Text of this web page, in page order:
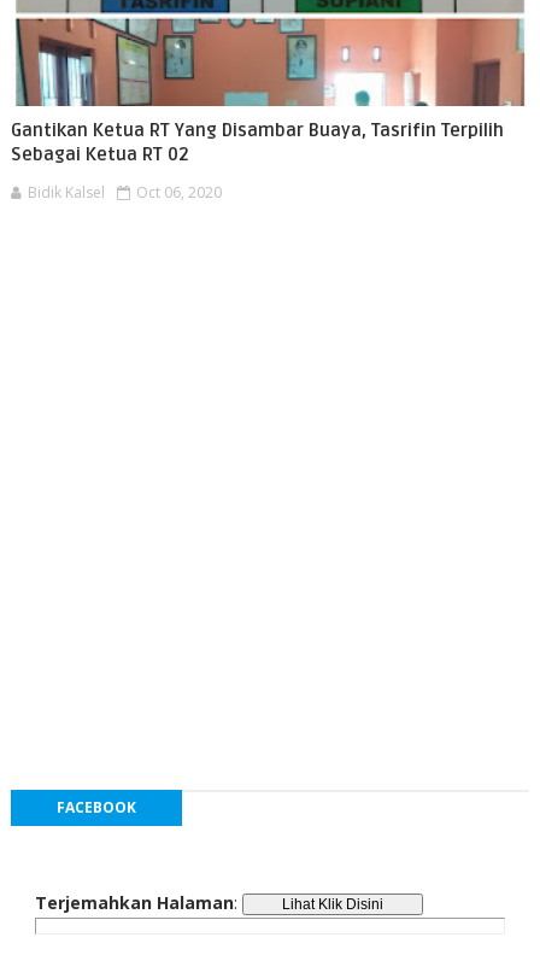
Gantikan Ketua RT Yang Disambar Buaya, Tasrifin Terpilih
Sebagai Ketua RT 02
Bidik Kalsel Oct 06, 2020
FACEBOOK
Terjemahkan Halaman: